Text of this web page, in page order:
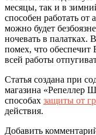
месяцы, так и в
способен работать от
можно будет
ночевать в
помех, что
всей работы
Статья создана при
магазина «Репеллер
способах защиты от
действия.
Добавить